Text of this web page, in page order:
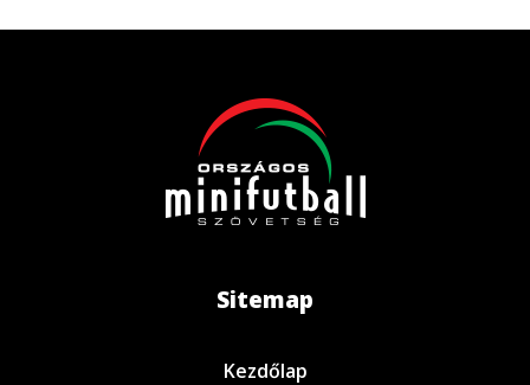
Sitemap
Kezdőlap